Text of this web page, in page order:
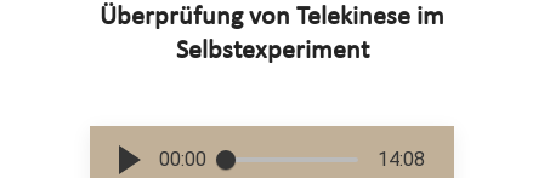
Überprüfung von Telekinese im
Selbstexperiment
00:00 14:08